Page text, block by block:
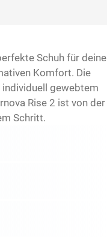
Schuh für deine
Komfort. Die
gewebtem
Rise 2 ist von der
Schritt.